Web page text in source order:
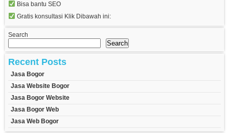
Bisa bantu SEO
Gratis konsultasi Klik Dibawah ini:
Search
Search
Recent Posts
Jasa Bogor
Jasa Website Bogor
Jasa Bogor Website
Jasa Bogor Web
Jasa Web Bogor